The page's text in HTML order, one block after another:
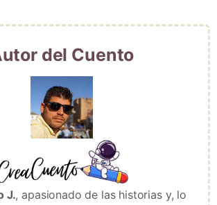
del Cuento
J., apasionado de las historias y, lo